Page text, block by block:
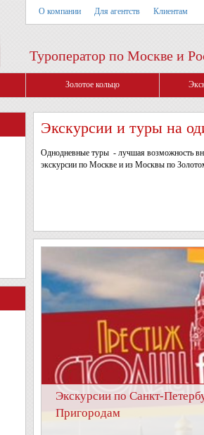
О компании Для агентств Клиентам
Туроператор по Москве и
Золотое кольцо
Экскурсии и туры на
Однодневные туры - лучшая возможность
экскурсии по Москве и из Москвы по
Экскурсии по Санкт-
Пригородам